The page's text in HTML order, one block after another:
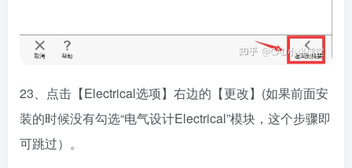
23、点击【Electrical选项】右边的【更改】(如果前面安
装的时候没有勾选“电气设计Electrical”模块，这个步骤即
可跳过）。